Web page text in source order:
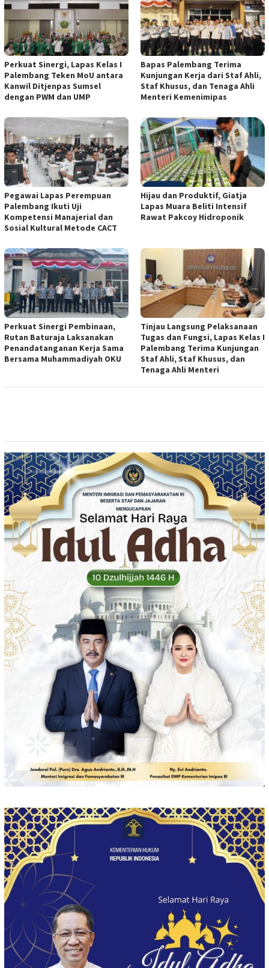
Perkuat Sinergi, Lapas Kelas I
Palembang Teken MoU antara
Kanwil Ditjenpas Sumsel
dengan PWM dan UMP
Bapas Palembang Terima
Kunjungan Kerja dari Staf Ahli,
Staf Khusus, dan Tenaga Ahli
Menteri Kemenimipas
Pegawai Lapas Perempuan
Palembang Ikuti Uji
Kompetensi Manajerial dan
Sosial Kultural Metode CACT
Hijau dan Produktif, Giatja
Lapas Muara Beliti Intensif
Rawat Pakcoy Hidroponik
Perkuat Sinergi Pembinaan,
Rutan Baturaja Laksanakan
Penandatanganan Kerja Sama
Bersama Muhammadiyah OKU
Tinjau Langsung Pelaksanaan
Tugas dan Fungsi, Lapas Kelas I
Palembang Terima Kunjungan
Staf Ahli, Staf Khusus, dan
Tenaga Ahli Menteri